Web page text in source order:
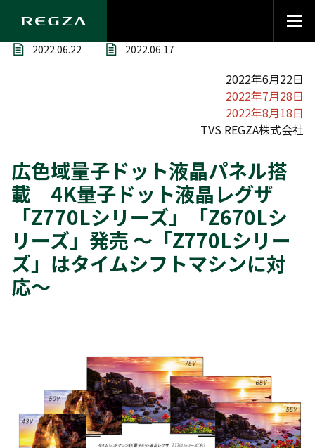
2022.06.22 2022.06.17
2022年6月22日
2022年7月28日
2022年8月18日
TVS REGZA株式会社
広色域量子ドット液晶パネル搭
載 4K量子ドット液晶レグザ
「Z770Lシリーズ」「Z670Lシ
リーズ」発売 ～「Z770Lシリー
ズ」はタイムシフトマシンに対
応～